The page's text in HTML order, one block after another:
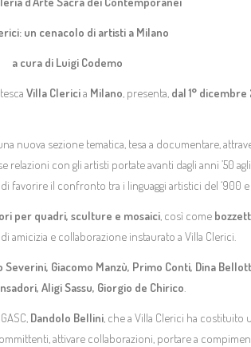
un cenacolo di artisti a Milano
a cura di Luigi Codemo
Villa Clericia Milano, presenta, dal 1°
nuova sezione tematica, tesa a documentare,
relazioni con gli artisti portate avanti dagli anni ’50
favorire il confronto tra i linguaggi artistici del ‘900 e
per quadri, sculture e mosaici, così come
amicizia e collaborazione instaurato a Villa Clerici.
Severini, Giacomo Manzù, Primo Conti, Dina
Aligi Sassu, Giorgio de Chirico.
Dandolo Bellini, che a Villa Clerici ha costituito
attivare collaborazioni, portare a